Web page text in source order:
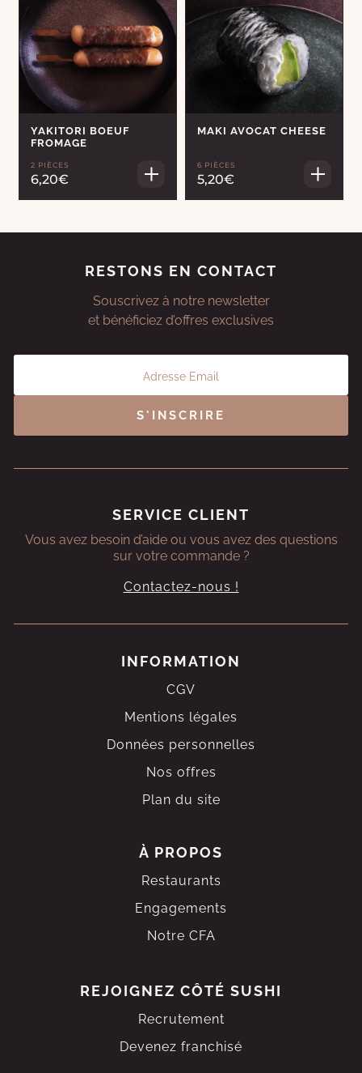
YAKITORI BOEUF
FROMAGE
2 PIÈCES
6,20€
MAKI AVOCAT CHEESE
6 PIÈCES
5,20€
RESTONS EN CONTACT
Souscrivez à notre newsletter
et bénéficiez d’offres exclusives
S'INSCRIRE
SERVICE CLIENT
Vous avez besoin d’aide ou vous avez des questions
sur votre commande ?
Contactez-nous !
INFORMATION
CGV
Mentions légales
Données personnelles
Nos offres
Plan du site
À PROPOS
Restaurants
Engagements
Notre CFA
REJOIGNEZ CÔTÉ SUSHI
Recrutement
Devenez franchisé